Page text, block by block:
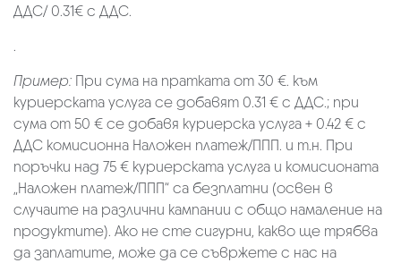
ДДС/ 0.31€ с ДДС.
.
Пример: При сума на пратката от 30 €. към
куриерската услуга се добавят 0.31 € с ДДС.; при
сума от 50 € се добавя куриерска услуга + 0.42 € с
ДДС комисионна Наложен платеж/ППП. и т.н. При
поръчки над 75 € куриерската услуга и комисионата
„Наложен платеж/ППП“ са безплатни (освен в
случаите на различни кампании с общо намаление на
продуктите). Ако не сте сигурни, какво ще трябва
да заплатите, може да се съвржете с нас на